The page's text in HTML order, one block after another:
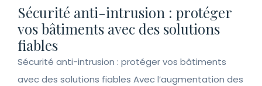
Sécurité anti-intrusion : protéger
vos bâtiments avec des solutions
fiables
Sécurité anti-intrusion : protéger vos bâtiments
avec des solutions fiables Avec l’augmentation des